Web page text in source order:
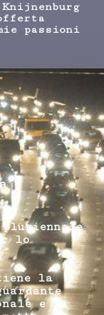
passioni
lo
la
e la